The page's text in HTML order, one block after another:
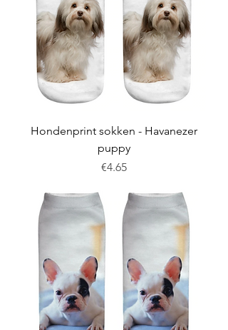
Hondenprint sokken - Havanezer
puppy
Price
€4.65